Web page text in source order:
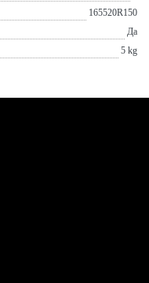
165520R150
Да
5 kg